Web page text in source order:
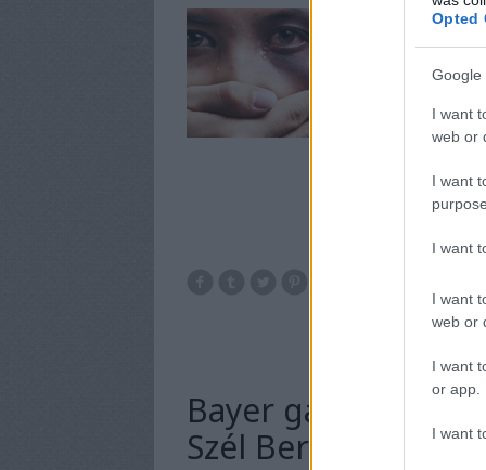
Opted
Google
I want
web or
I want
I want
I want
web or
I want
or app.
I want
Olyan
fel obskúrus
védelmére,
origo
Bayer
Szél Bernadettet